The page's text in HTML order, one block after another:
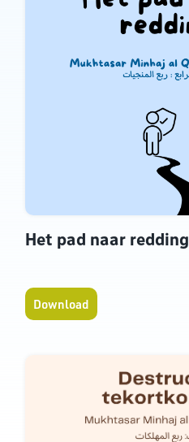
Het pad naar redding
Download